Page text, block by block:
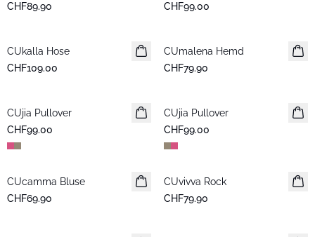
CHF89.90
CHF99.00
Neuheiten
CUkalla Hose
CHF109.00
Neuheiten
CUmalena Hemd
CHF79.90
Neuheiten
CUjia Pullover
CHF99.00
Neuheiten
CUjia Pullover
CHF99.00
Neuheiten
CUcamma Bluse
CHF69.90
Neuheiten
CUvivva Rock
CHF79.90